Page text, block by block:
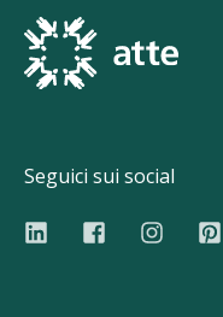
Seguici sui social